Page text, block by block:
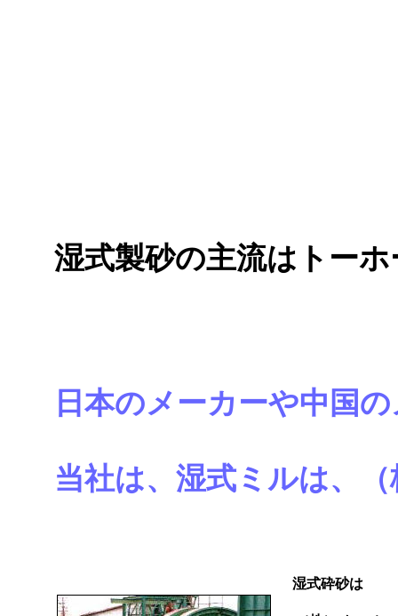
湿式製砂の主流はトー
日本のメーカーや中国
当社は、湿式ミルは、
湿式砕砂は